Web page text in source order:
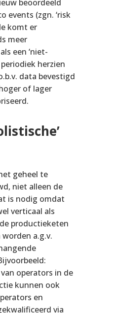
beoordeeld
events (zgn. ‘risk
komt er
meer
een ‘niet-
periodiek herzien
data bevestigd
of lager
geheel te
niet alleen de
is nodig omdat
verticaal als
productieketen
a.g.v.
operators in de
kunnen ook
en
via